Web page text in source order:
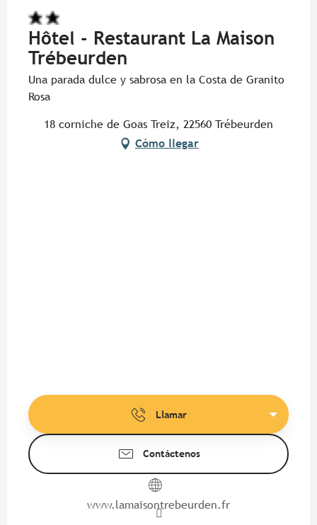
Hôtel - Restaurant La Maison
Trébeurden
Una parada dulce y sabrosa en la Costa de Granito
Rosa
18 corniche de Goas Treiz, 22560 Trébeurden
Cómo llegar
Llamar
Contáctenos
www.lamaisontrebeurden.fr